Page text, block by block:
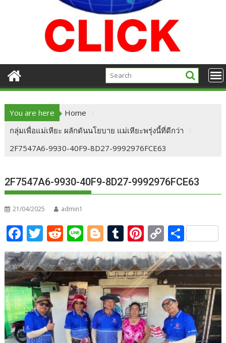
You are here
Home
กลุ่มเพื่อแม่เหียะ ผลักดันนโยบาย แม่เหียะพรุ่งนี้ที่ดีกว่า
2F7547A6-9930-40F9-8D27-9992976FCE63
2F7547A6-9930-40F9-8D27-9992976FCE63
21/04/2025 admin1
F
ac
e
b
o
o
k
T
w
itt
er
R
e
d
di
t
Li
n
e
Bl
o
g
g
er
T
u
m
bl
r
Pi
nt
er
e
st
C
o
p
y
Li
n
k
S
h
ar
e